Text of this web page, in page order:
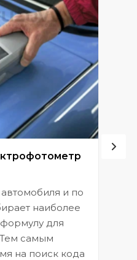
и по
наиболее
для
Тем самым
на поиск кода